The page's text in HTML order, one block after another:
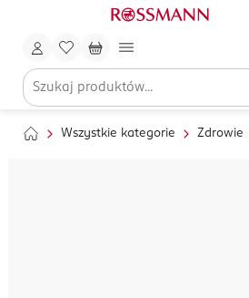
Wszystkie kategorie Zdrowie